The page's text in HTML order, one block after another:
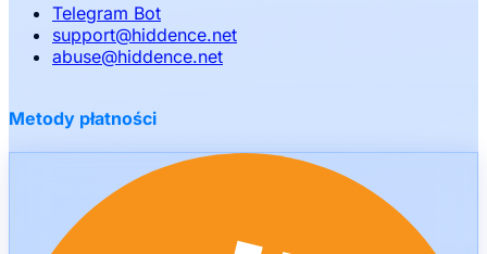
Telegram Bot
support@hiddence.net
abuse@hiddence.net
Metody płatności